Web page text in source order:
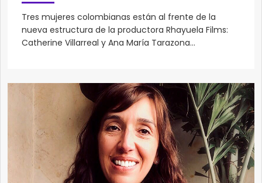
Tres mujeres colombianas están al frente de la
nueva estructura de la productora Rhayuela Films:
Catherine Villarreal y Ana María Tarazona...